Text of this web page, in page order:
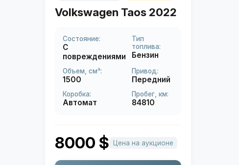
Volkswagen Taos 2022
Состояние:
С
повреждениями
Тип
топлива:
Бензин
Объем, см³:
1500
Привод:
Передний
Коробка:
Автомат
Пробег, км:
84810
8000 $ Цена на аукционе